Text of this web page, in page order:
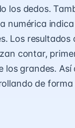
los dedos.
numérica
Los resultados
contar,
los grandes. Así
de forma